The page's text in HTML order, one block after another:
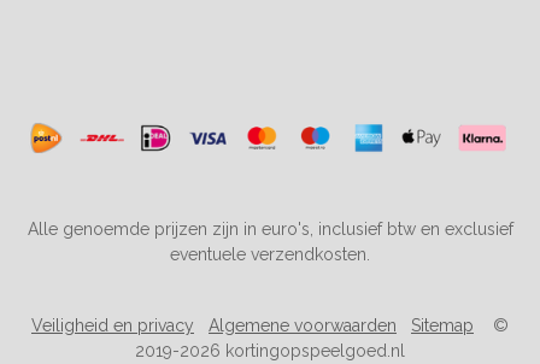
Alle genoemde prijzen zijn in euro's, inclusief btw en exclusief
eventuele verzendkosten.
Veiligheid en privacy Algemene voorwaarden Sitemap ©
2019-2026 kortingopspeelgoed.nl